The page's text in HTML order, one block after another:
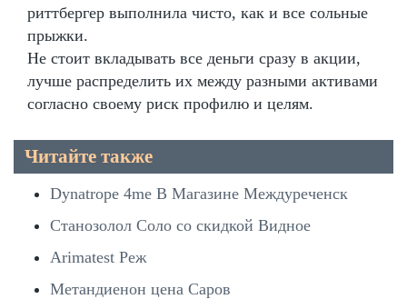
риттбергер выполнила чисто, как и все сольные
прыжки.
Не стоит вкладывать все деньги сразу в акции,
лучше распределить их между разными активами
согласно своему риск профилю и целям.
Читайте также
Dynatrope 4me В Магазине Междуреченск
Станозолол Соло со скидкой Видное
Arimatest Реж
Метандиенон цена Саров